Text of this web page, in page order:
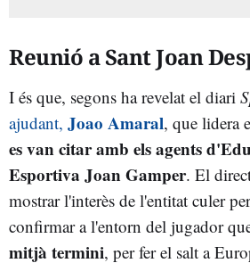
Reunió a Sant Joan
I és que, segons ha revelat el diari
ajudant, Joao Amaral, que lidera
es van citar amb els agents
Esportiva Joan Gamper. El
mostrar l'interès de l'entitat culer
confirmar a l'entorn del jugador
mitjà termini, per fer el salt a